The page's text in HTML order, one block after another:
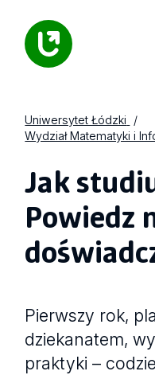
Uniwersytet Łódzki
Wydział Matematyki i
Jak
Powiedz
Pierwszy rok,
dziekanatem,
praktyki –